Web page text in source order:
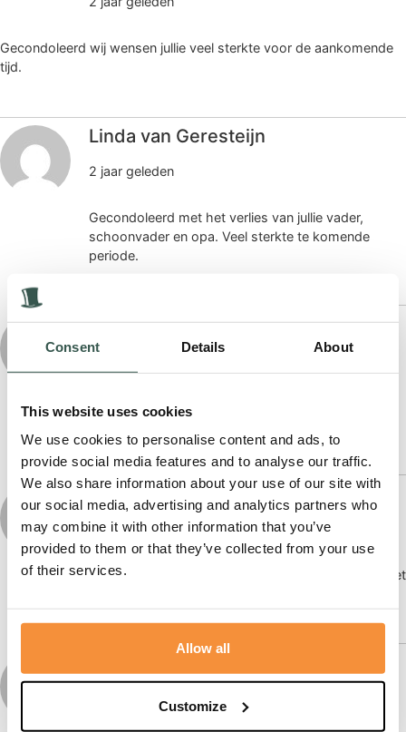
Consent Details About
This website uses cookies
We use cookies to personalise content and ads, to
provide social media features and to analyse our traffic.
We also share information about your use of our site with
our social media, advertising and analytics partners who
may combine it with other information that you’ve
provided to them or that they’ve collected from your use
of their services.
Allow all
Customize
Gecondoleerd wij wensen jullie veel sterkte voor de aankomende
tijd.
Linda van Geresteijn
2 jaar geleden
Gecondoleerd met het verlies van jullie vader,
schoonvader en opa. Veel sterkte te komende
periode.
Erik&Mirjam van Geresteijn
Gecondoleerd en veel sterkte de aankomende tijd!
Wendy
2 jaar geleden
Gecondoleerd en heel veel sterkte komende tijd met